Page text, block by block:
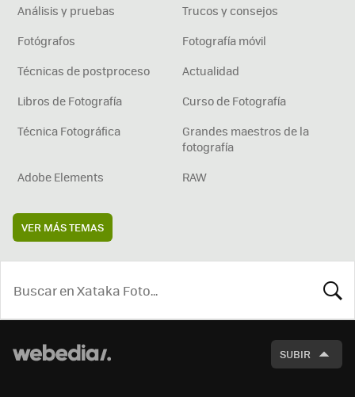
Análisis y pruebas
Trucos y consejos
Fotógrafos
Fotografía móvil
Técnicas de postproceso
Actualidad
Libros de Fotografía
Curso de Fotografía
Técnica Fotográfica
Grandes maestros de la
fotografía
Adobe Elements
RAW
VER MÁS TEMAS
SUBIR